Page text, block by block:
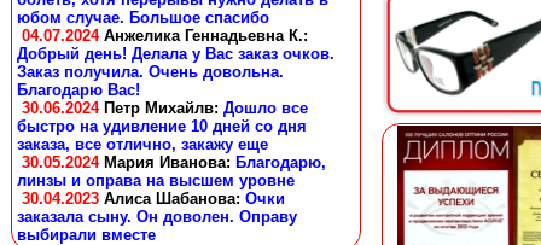
юбом случае. Большое спасибо
04.07.2024 Анжелика Геннадьевна К.:
Добрый день! Делала у Вас заказ очков.
Заказ получила. Очень довольна.
Благодарю Вас!
30.06.2024 Петр Михайлв: Дошло все
быстро на удивление 10 дней со дня
заказа, все отлично, закажу еще
30.05.2024 Мария Иванова: Благодарю,
линзы и оправа на высшем уровне
30.04.2023 Алиса Шабанова: Очки
заказала сыну. Он доволен. Оправу
выбирали вместе